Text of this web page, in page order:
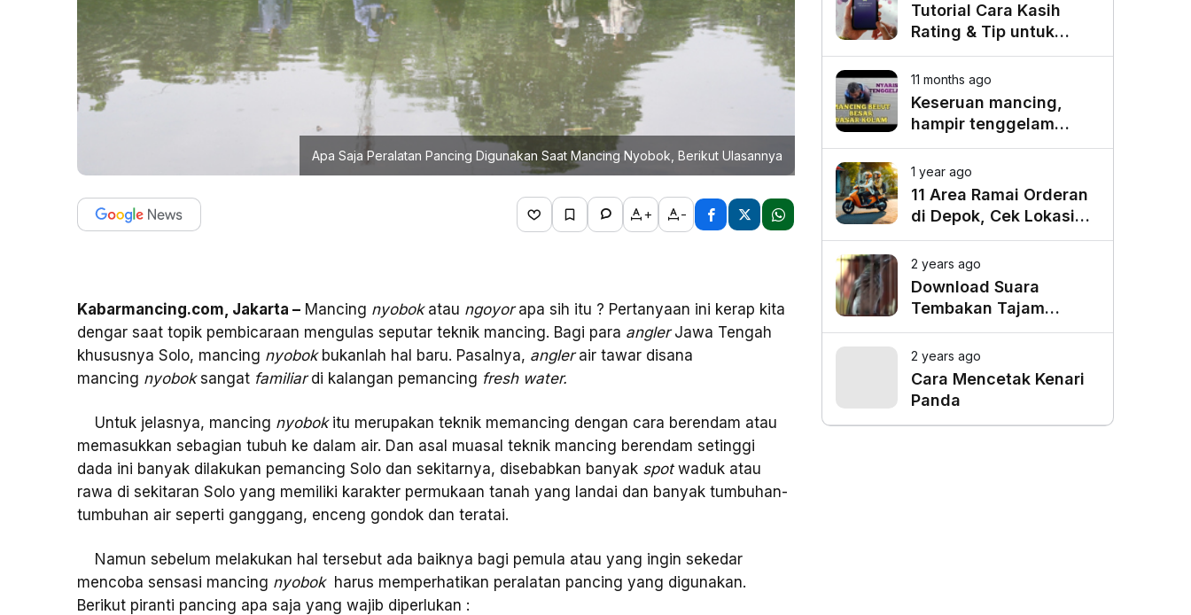
Apa Saja Peralatan Pancing Digunakan Saat Mancing Nyobok, Berikut Ulasannya
+ -
Kabarmancing.com, Jakarta – Mancing nyobokatau ngoyorapa sih itu ? Pertanyaan ini kerap kita
dengar saat topik pembicaraan mengulas seputar teknik mancing. Bagi para anglerJawa Tengah
khususnya Solo, mancing nyobokbukanlah hal baru. Pasalnya, anglerair tawar disana
mancing nyoboksangat familiardi kalangan pemancing fresh water.
Untuk jelasnya, mancing nyobokitu merupakan teknik memancing dengan cara berendam atau
memasukkan sebagian tubuh ke dalam air. Dan asal muasal teknik mancing berendam setinggi
dada ini banyak dilakukan pemancing Solo dan sekitarnya, disebabkan banyak spotwaduk atau
rawa di sekitaran Solo yang memiliki karakter permukaan tanah yang landai dan banyak tumbuhan-
tumbuhan air seperti ganggang, enceng gondok dan teratai.
Namun sebelum melakukan hal tersebut ada baiknya bagi pemula atau yang ingin sekedar
mencoba sensasi mancing nyobokharus memperhatikan peralatan pancing yang digunakan.
Berikut piranti pancing apa saja yang wajib diperlukan :
Tutorial Cara Kasih
Rating & Tip untuk
Driver Lalamove Ride
11 months ago
Keseruan mancing,
hampir tenggelam
gara-gara belut besar
1 year ago
11 Area Ramai Orderan
di Depok, Cek Lokasi
Favorit untuk Mangkal
Driver Online
2 years ago
Download Suara
Tembakan Tajam
Burung Siri Siri Gacor
Mp3
2 years ago
Cara Mencetak Kenari
Panda